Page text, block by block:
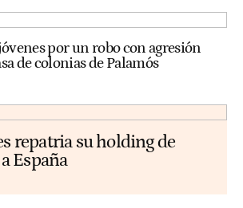
por un robo con agresión
de colonias de Palamós
repatria su holding de
España